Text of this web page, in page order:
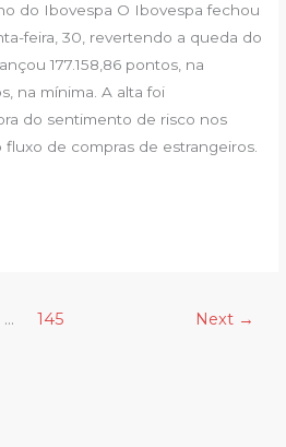
do Ibovespa O Ibovespa fechou
feira, 30, revertendo a queda do
177.158,86 pontos, na
na mínima. A alta foi
do sentimento de risco nos
de compras de estrangeiros.
… 145 Next →